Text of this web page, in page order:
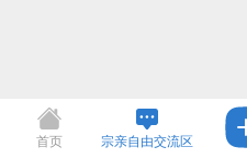
首页 宗亲自由交流区